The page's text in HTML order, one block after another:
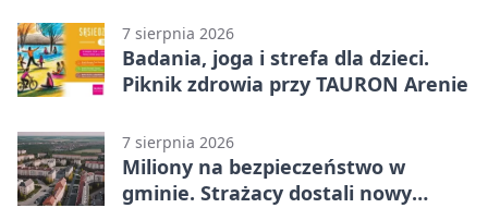
7 sierpnia 2026
Badania, joga i strefa dla dzieci.
Piknik zdrowia przy TAURON Arenie
7 sierpnia 2026
Miliony na bezpieczeństwo w
gminie. Strażacy dostali nowy